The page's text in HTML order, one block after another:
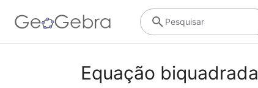
Pesquisar
Equação biquadrada